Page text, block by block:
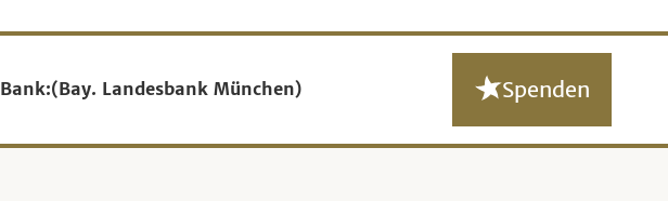
Bank:(Bay. Landesbank München) Spenden